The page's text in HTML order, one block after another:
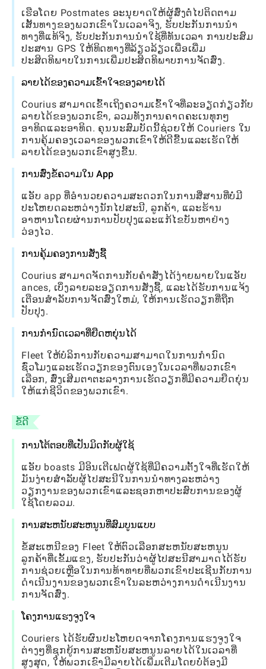
ເຮືອໂດຍ Postmates ອະນຸຍາດໃຫ້ຜູ້ສົ່ງຕໍ່ໄປຕິດຕາມ
ເສັ້ນທາງຂອງພວກເຂົາໃນເວລາຈິງ, ຮັບປະກັນການນໍາ
ທາງທີ່ແທ້ຈິງ, ຮັບປະກັນການນໍາໃຊ້ທີ່ທັນເວລາ ການປະສົມ
ປະສານ GPS ໃຫ້ທິດທາງທີ່ລ້ຽວລ້ຽວເພື່ອເພີ່ມ
ປະສິດທິພາບໃນການເພີ່ມປະສິດທິພາບການຈັດສົ່ງ.
ລາຍໄດ້ຂອງຄວາມເຂົ້າໃຈຂອງລາຍໄດ້
Courius ສາມາດເຂົ້າເຖິງຄວາມເຂົ້າໃຈທີ່ລະອຽດກ່ຽວກັບ
ລາຍໄດ້ຂອງພວກເຂົາ, ລວມທັງການຄາດຄະເນທຸກໆ
ອາທິດແລະອາທິດ. ຄຸນນະສົມບັດນີ້ຊ່ວຍໃຫ້ Couriers ໃນ
ການຄຸ້ມຄອງເວລາຂອງພວກເຂົາໃຫ້ດີຂື້ນແລະເຮັດໃຫ້
ລາຍໄດ້ຂອງພວກເຂົາສູງຂື້ນ.
ການສົ່ງຂໍ້ຄວາມໃນ App
ແອັບ app ທີ່ອໍານວຍຄວາມສະດວກໃນການສື່ສານທີ່ບໍ່ມີ
ປະໂຫຍດລະຫວ່າງນັກໄປສະນີ, ລູກຄ້າ, ແລະຮ້ານ
ອາຫານໂດຍຜ່ານການປັບປຸງແລະແກ້ໄຂບັນຫາຢ່າງ
ວ່ອງໄວ.
ການຄຸ້ມຄອງການສັ່ງຊື້
Courius ສາມາດຈັດການກັບຄໍາສັ່ງໄດ້ງ່າຍພາຍໃນແອັບ
ances, ເບິ່ງລາຍລະອຽດການສັ່ງຊື້, ແລະໄດ້ຮັບການແຈ້ງ
ເຕືອນສໍາລັບການຈັດສົ່ງໃຫມ່, ໃຫ້ການເຮັດວຽກທີ່ຖືກ
ປັບປຸງ.
ການກໍານົດເວລາທີ່ຍືດຫຍຸ່ນໄດ້
Fleet ໃຫ້ບໍລິການກັບຄວາມສາມາດໃນການກໍານົດ
ຊົ່ວໂມງແລະເຮັດວຽກຂອງຕົນເອງໃນເວລາທີ່ພວກເຂົາ
ເລືອກ, ສົ່ງເສີມຕາຕະລາງການເຮັດວຽກທີ່ມີຄວາມຍືດຍຸ່ນ
ໃຫ້ແກ່ຊີວິດຂອງພວກເຂົາ.
ຂໍ້ດີ
ການໂຕ້ຕອບທີ່ເປັນມິດກັບຜູ້ໃຊ້
ແອັບ boasts ມີອິນເຕີເຟດຜູ້ໃຊ້ທີ່ມີຄວາມຕັ້ງໃຈທີ່ເຮັດໃຫ້
ມັນງ່າຍສໍາລັບຜູ້ໄປສະນີໃນການນໍາທາງລະຫວ່າງ
ວຽກງານຂອງພວກເຂົາແລະຊອກຫາປະສົບການຂອງຜູ້
ໃຊ້ໂດຍລວມ.
ການສະຫນັບສະຫນູນທີ່ສົມບູນແບບ
ຂໍ້ສະເຫນີຂອງ Fleet ໃຫ້ຕົວເລືອກສະຫນັບສະຫນູນ
ລູກຄ້າທີ່ເຂັ້ມແຂງ, ຮັບປະກັນວ່າຜູ້ໄປສະນີສາມາດໄດ້ຮັບ
ການຊ່ວຍເຫຼືອໃນການທ້າທາຍທີ່ພວກເຂົາປະເຊີນກັບການ
ດໍາເນີນງານຂອງພວກເຂົາໃນລະຫວ່າງການດໍາເນີນງານ
ການຈັດສົ່ງ.
ໂຄງການແຮງຈູງໃຈ
Couriers ໄດ້ຮັບຜົນປະໂຫຍດຈາກໂຄງການແຮງຈູງໃຈ
ຕ່າງໆທີ່ຊຸກຍູ້ການສະຫນັບສະຫນູນລາຍໄດ້ໃນເວລາທີ່
ສູງສຸດ, ໃຫ້ພວກເຂົາມີລາຍໄດ້ເພີ່ມເຕີມໂດຍບໍ່ຕ້ອງມີ